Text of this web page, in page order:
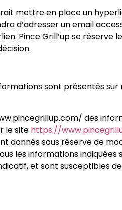
mettre en place un
d’adresser un email
Pince Grill’up se réserve
sont présentés sur
des
le site https://
donnés sous réserve de
les informations indiquées
et sont susceptibles